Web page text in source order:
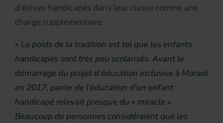
d’élèves handicapés dans leur classe comme une
charge supplémentaire.
« Le poids de la tradition est tel que les enfants
handicapés sont très peu scolarisés. Avant le
démarrage du projet d’éducation inclusive à Maradi
en 2017, parler de l'éducation d'un enfant
handicapé relevait presque du « miracle ».
Beaucoup de personnes considéraient que les